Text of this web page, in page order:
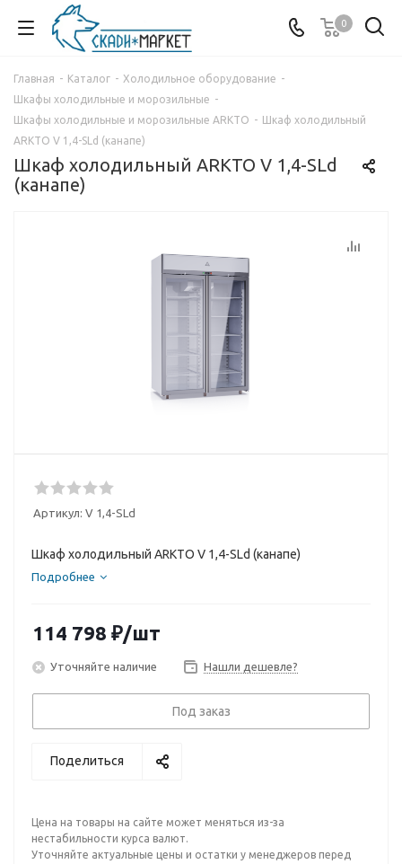
0
Главная - Каталог - Холодильное оборудование -
Шкафы холодильные и морозильные -
Шкафы холодильные и морозильные ARKTO - Шкаф холодильный
ARKTO V 1,4-SLd (канапе)
Шкаф холодильный ARKTO V 1,4-SLd
(канапе)
Артикул: V 1,4-SLd
Шкаф холодильный ARKTO V 1,4-SLd (канапе)
Подробнее
114 798 ₽/шт
Уточняйте наличие Нашли дешевле?
Под заказ
Поделиться
Цена на товары на сайте может меняться из-за
нестабильности курса валют.
Уточняйте актуальные цены и остатки у менеджеров перед